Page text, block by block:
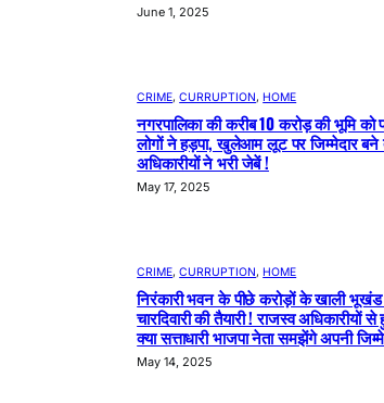
June 1, 2025
CRIME, CURRUPTION, HOME
नगरपालिका की करीब 10 करोड़ की भूमि को
लोगों ने हड़पा, खुलेआम लूट पर जिम्मेदार बने
अधिकारीयों ने भरी जेबें !
May 17, 2025
CRIME, CURRUPTION, HOME
निरंकारी भवन के पीछे करोड़ों के खाली
चारदिवारी की तैयारी ! राजस्व अधिकारीयों
क्या सत्ताधारी भाजपा नेता समझेंगे अपनी
May 14, 2025